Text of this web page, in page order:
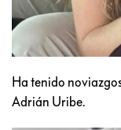
Ha tenido
Adrián Uribe.